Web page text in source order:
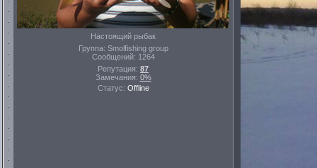
Настоящий рыбак
Группа: Smolfishing group
Сообщений: 1264
Репутация: 87
Замечания: 0%
Статус: Offline